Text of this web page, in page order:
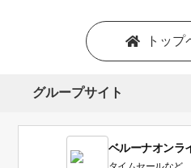
トップ
グループサイト
ベルーナオンラ